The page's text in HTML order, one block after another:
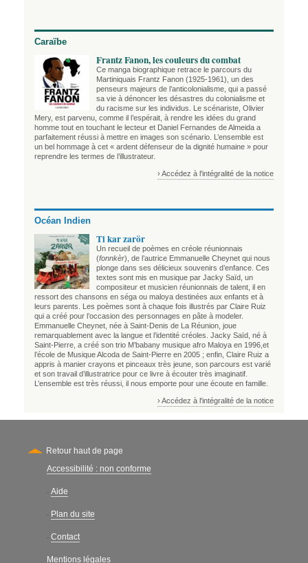
Caraïbe
Frantz Fanon, les couleurs du combat
Ce manga biographique retrace le parcours du
Martiniquais Frantz Fanon (1925-1961), un des
penseurs majeurs de l’anticolonialisme, qui a passé
sa vie à dénoncer les désastres du colonialisme et
du racisme sur les individus. Le scénariste, Olivier
Mery, est parvenu, comme il l’espérait, à rendre les idées du grand
homme tout en touchant le lecteur et Daniel Fernandes de Almeida a
parfaitement réussi à mettre en images son scénario. L’ensemble est
un bel hommage à cet « ardent défenseur de la dignité humaine » pour
reprendre les termes de l’illustrateur.
› Accédez à l'intégralité de la notice
Océan Indien
Ti kar zarör
Un recueil de poèmes en créole réunionnais
(fonnkèr), de l’autrice Emmanuelle Cheynet qui nous
plonge dans ses délicieux souvenirs d’enfance. Ces
textes sont mis en musique par Jacky Saïd, un
compositeur et musicien réunionnais de talent, il en
ressort des chansons en séga ou maloya destinées aux enfants et à
leurs parents. Les poèmes sont à chaque fois illustrés par Claire Ruiz
qui a créé pour l’occasion des personnages en pâte à modeler.
Emmanuelle Cheynet, née à Saint-Denis de La Réunion, joue
remarquablement avec la langue et l’identité créoles. Jacky Saïd, né à
Saint-Pierre, a créé son trio M’babany musique afro Maloya en 1996,et
l’école de Musique Alcoda de Saint-Pierre en 2005 ; enfin, Claire Ruiz a
appris à manier crayons et pinceaux très jeune, son parcours est varié
et son travail d’illustratrice pour ce livre à écouter très imaginatif.
L’ensemble est très réussi, il nous emporte pour une écoute en famille.
› Accédez à l'intégralité de la notice
Retour haut de page
Secondary
Accessibilité : non conforme
- Aide
- Plan du site
- Contact
Mentions légales